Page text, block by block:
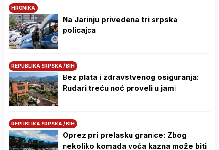
HRONIKA
Na Јarinju privedena tri srpska
policajca
REPUBLIKA SRPSKA / BIH
Bez plata i zdravstvenog osiguranja:
Rudari treću noć proveli u jami
REPUBLIKA SRPSKA / BIH
Oprez pri prelasku granice: Zbog
nekoliko komada voća kazna može biti